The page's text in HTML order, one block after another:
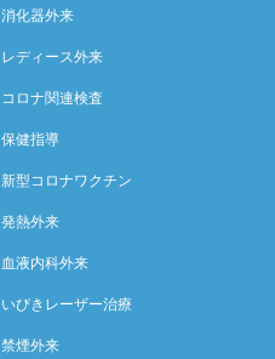
消化器外来
レディース外来
コロナ関連検査
保健指導
新型コロナワクチン
発熱外来
血液内科外来
いびきレーザー治療
禁煙外来